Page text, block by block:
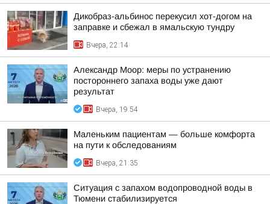
Дикобраз-альбинос перекусил хот-догом на
заправке и сбежал в ямальскую тундру
Вчера, 22:14
Александр Моор: меры по устранению
постороннего запаха воды уже дают
результат
Вчера, 19:54
Маленьким пациентам — больше комфорта
на пути к обследованиям
Вчера, 21:35
Ситуация с запахом водопроводной воды в
Тюмени стабилизируется